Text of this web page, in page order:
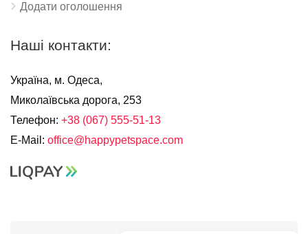
Додати оголошення
Наші контакти:
Україна, м. Одеса,
Миколаївська дорога, 253
Телефон: +38 (067) 555-51-13
E-Mail: office@happypetspace.com